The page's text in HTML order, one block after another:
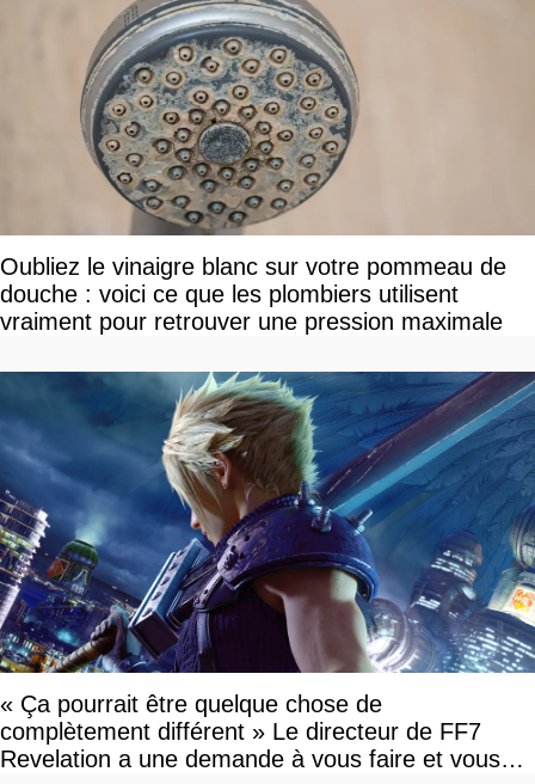
Oubliez le vinaigre blanc sur votre pommeau de
douche : voici ce que les plombiers utilisent
vraiment pour retrouver une pression maximale
« Ça pourrait être quelque chose de
complètement différent » Le directeur de FF7
Revelation a une demande à vous faire et vous